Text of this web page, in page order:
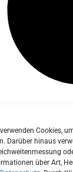
Cookies,
Darüber hinaus
über Art,